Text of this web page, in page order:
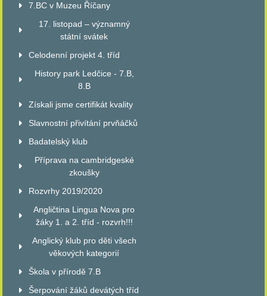
7.BC v Muzeu Říčany
17. listopad – významný
státní svátek
Celodenní projekt 4. tříd
History park Ledčice - 7.B,
8.B
Získali jsme certifikát kvality
Slavnostní přivítání prvňáčků
Badatelský klub
Příprava na cambridgeské
zkoušky
Rozvrhy 2019/2020
Angličtina Lingua Nova pro
žáky 1. a 2. tříd - rozvrh!!!
Anglický klub pro děti všech
věkových kategorií
Škola v přírodě 7.B
Šerpování žáků devátých tříd